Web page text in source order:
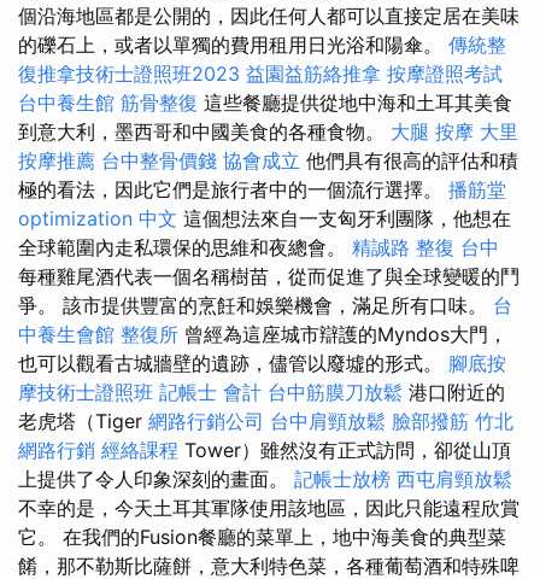
個沿海地區都是公開的，因此任何人都可以直接定居在美味
的礫石上，或者以單獨的費用租用日光浴和陽傘。 傳統整
復推拿技術士證照班2023 益園益筋絡推拿 按摩證照考試
台中養生館 筋骨整復 這些餐廳提供從地中海和土耳其美食
到意大利，墨西哥和中國美食的各種食物。 大腿 按摩 大里
按摩推薦 台中整骨價錢 協會成立 他們具有很高的評估和積
極的看法，因此它們是旅行者中的一個流行選擇。 播筋堂
optimization 中文 這個想法來自一支匈牙利團隊，他想在
全球範圍內走私環保的思維和夜總會。 精誠路 整復 台中
每種雞尾酒代表一個名稱樹苗，從而促進了與全球變暖的鬥
爭。 該市提供豐富的烹飪和娛樂機會，滿足所有口味。 台
中養生會館 整復所 曾經為這座城市辯護的Myndos大門，
也可以觀看古城牆壁的遺跡，儘管以廢墟的形式。 腳底按
摩技術士證照班 記帳士 會計 台中筋膜刀放鬆 港口附近的
老虎塔（Tiger 網路行銷公司 台中肩頸放鬆 臉部撥筋 竹北
網路行銷 經絡課程 Tower）雖然沒有正式訪問，卻從山頂
上提供了令人印象深刻的畫面。 記帳士放榜 西屯肩頸放鬆
不幸的是，今天土耳其軍隊使用該地區，因此只能遠程欣賞
它。 在我們的Fusion餐廳的菜單上，地中海美食的典型菜
餚，那不勒斯比薩餅，意大利特色菜，各種葡萄酒和特殊啤